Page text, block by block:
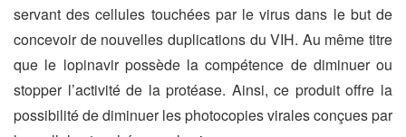
servant des cellules touchées par le virus dans le but de
concevoir de nouvelles duplications du VIH. Au même titre
que le lopinavir possède la compétence de diminuer ou
stopper l’activité de la protéase. Ainsi, ce produit offre la
possibilité de diminuer les photocopies virales conçues par